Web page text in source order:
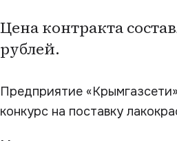
Цена контракта
рублей.
Предприятие
конкурс на поставку